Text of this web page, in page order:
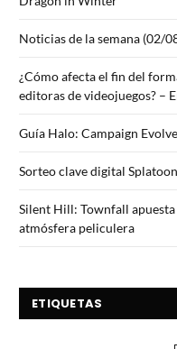
Noticias de la semana (02/
¿Cómo afecta el fin del
editoras de videojuegos? –
Guía Halo: Campaign
Sorteo clave digital
Silent Hill: Townfall
atmósfera peliculera
ETIQUETAS